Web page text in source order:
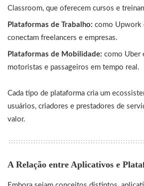
Classroom, que oferecem cursos e
Plataformas de Trabalho: como Upwork
conectam freelancers e empresas.
Plataformas de Mobilidade: como Uber
motoristas e passageiros em tempo real.
Cada tipo de plataforma cria um
usuários, criadores e prestadores de
valor.
A Relação entre Aplicativos e